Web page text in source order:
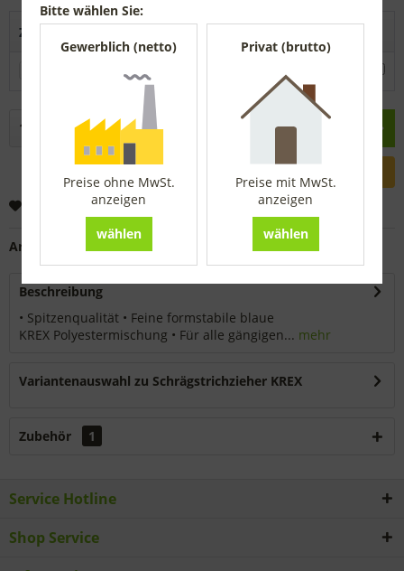
Zubehör direkt mitbestellen
Pinselpott ab 30,27 € *
Warenkorb
Artikel-Nr.:
Beschreibung
• Spitzenqualität • Feine formstabile blaue
KREX Polyestermischung • Für alle gängigen... mehr
Variantenauswahl zu Schrägstrichzieher KREX
Zubehör 1
Service Hotline
Shop Service
Bitte wählen Sie:
Gewerblich (netto)
Preise ohne MwSt.
anzeigen
wählen
Privat (brutto)
Preise mit MwSt.
anzeigen
wählen